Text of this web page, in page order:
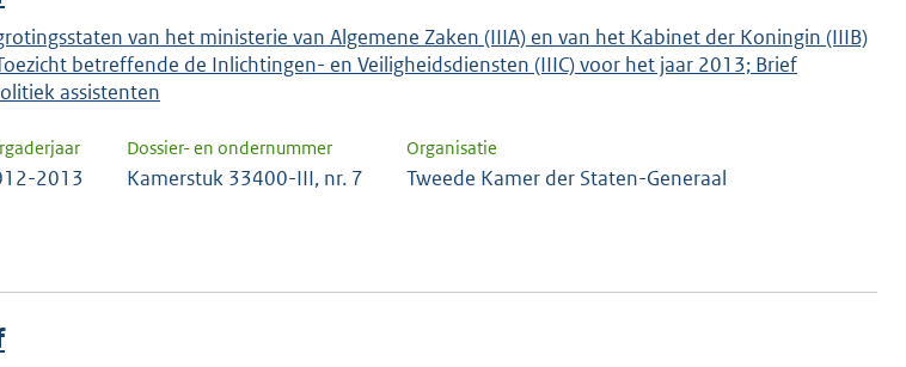
van het ministerie van Algemene Zaken (IIIA) en van het Kabinet der Koningin (IIIB)
betreffende de Inlichtingen- en Veiligheidsdiensten (IIIC) voor het jaar 2013; Brief
assistenten
2013
Dossier- en ondernummer
Kamerstuk 33400-III, nr. 7
Organisatie
Tweede Kamer der Staten-Generaal